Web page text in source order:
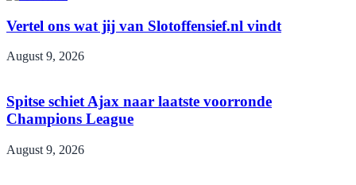
Vertel ons wat jij van Slotoffensief.nl vindt
August 9, 2026
Spitse schiet Ajax naar laatste voorronde
Champions League
August 9, 2026